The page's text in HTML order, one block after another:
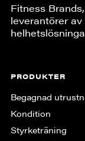
Fitness
leverantörer
PRODUKTER
Begagnad
Kondition
Styrketräning